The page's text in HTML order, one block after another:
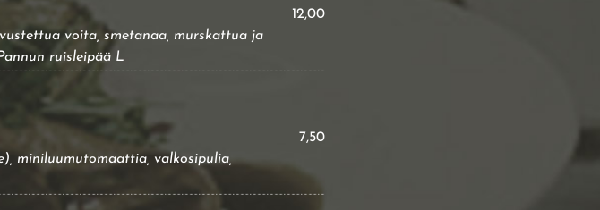
12,00
voita, smetanaa, murskattua ja
ruisleipää L
7,50
miniluumutomaattia, valkosipulia,